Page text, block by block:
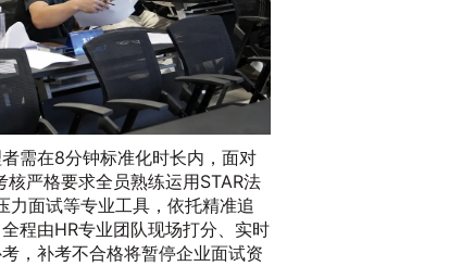
需在8分钟标准化时长内，面对
严格要求全员熟练运用STAR法
力面试等专业工具，依托精准追
程由HR专业团队现场打分、实时
，补考不合格将暂停企业面试资